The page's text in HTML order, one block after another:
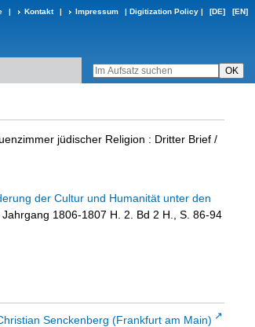
| Kontakt | Impressum | Digitization Policy | [DE] [EN]
jüdischer Religion : Dritter Brief /
der Cultur und Humanität unter den
Jahrgang 1806-1807 H. 2. Bd 2 H., S. 86-94
Senckenberg (Frankfurt am Main)